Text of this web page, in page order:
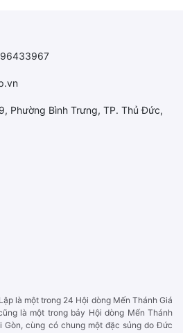
Phường Bình Trưng, TP. Thủ Đức,
là một trong 24 Hội dòng Mến Thánh Giá
là một trong bảy Hội dòng Mến Thánh
Gòn, cùng có chung một đặc sủng do Đức